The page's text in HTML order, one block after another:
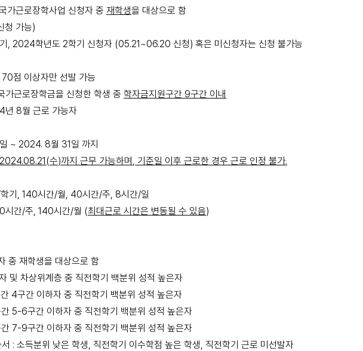
가근로장학사업 신청자 중 재학생을 대상으로 함
청 가능)
, 2024학년도 2학기 신청자 (05.21~06.20 신청) 혹은 미신청자는 신청 불가능
70점 이상자만 선발 가능
가근로장학금을 신청한 학생 중 학자금지원구간 9구간 이내
년 8월 근로 가능자
~ 2024. 8월 31일 까지
2024.08.21(수)까지 근무 가능하며, 기준일 이후 근로한 경우 근로 인정 불가.
학기, 140시간/월, 40시간/주, 8시간/일
시간/주, 140시간/월 (최대근로 시간은 변동될 수 있음)
중 재학생을 대상으로 함
및 차상위계층 중 직전학기 백분위 성적 높은자
4구간 이하자 중 직전학기 백분위 성적 높은자
5-6구간 이하자 중 직전학기 백분위 성적 높은자
7-9구간 이하자 중 직전학기 백분위 성적 높은자
: 소득분위 낮은 학생, 직전학기 이수학점 높은 학생, 직전학기 근로 미선발자